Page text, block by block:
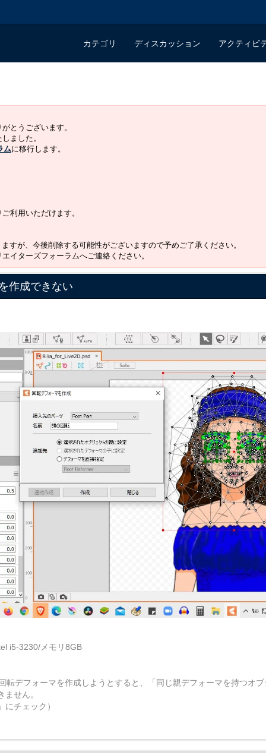
カテゴリ ディスカッション アクティビ
とうございます。
ました。
ムに移行します。
利用いただけます。
すが、今後削除する可能性がございますので予めご了承ください。
イターズフォーラムへご連絡ください。
作成できない
i5-3230/メモリ8GB
転デフォーマを作成しようとすると、「同じ親デフォーマを持つオ
せん。
チェック）